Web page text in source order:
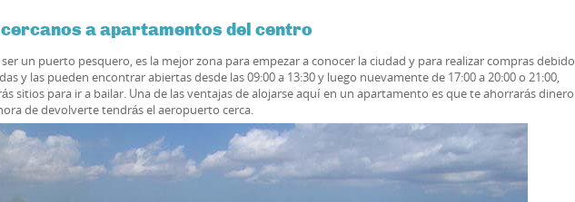
a apartamentos del centro
un puerto pesquero, es la mejor zona para empezar a conocer la ciudad y para realizar compras debido
y las pueden encontrar abiertas desde las 09:00 a 13:30 y luego nuevamente de 17:00 a 20:00 o 21:00,
sitios para ir a bailar. Una de las ventajas de alojarse aquí en un apartamento es que te ahorrarás dinero
de devolverte tendrás el aeropuerto cerca.